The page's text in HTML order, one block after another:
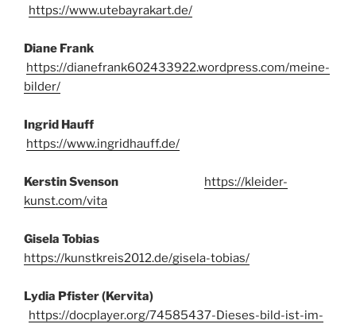
https://www.utebayrakart.de/
Diane Frank
https://dianefrank602433922.wordpress.com/meine-
bilder/
Ingrid Hauff
https://www.ingridhauff.de/
Kerstin Svenson
https://kleider-
kunst.com/vita
Gisela Tobias
https://kunstkreis2012.de/gisela-tobias/
Lydia Pfister (Kervita)
https://docplayer.org/74585437-Dieses-bild-ist-im-